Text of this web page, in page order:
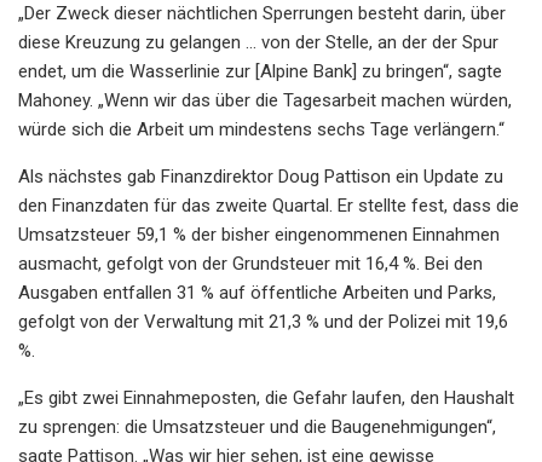
„Der Zweck dieser nächtlichen Sperrungen besteht darin, über
diese Kreuzung zu gelangen … von der Stelle, an der der Spur
endet, um die Wasserlinie zur [Alpine Bank] zu bringen“, sagte
Mahoney. „Wenn wir das über die Tagesarbeit machen würden,
würde sich die Arbeit um mindestens sechs Tage verlängern.“
Als nächstes gab Finanzdirektor Doug Pattison ein Update zu
den Finanzdaten für das zweite Quartal. Er stellte fest, dass die
Umsatzsteuer 59,1 % der bisher eingenommenen Einnahmen
ausmacht, gefolgt von der Grundsteuer mit 16,4 %. Bei den
Ausgaben entfallen 31 % auf öffentliche Arbeiten und Parks,
gefolgt von der Verwaltung mit 21,3 % und der Polizei mit 19,6
%.
„Es gibt zwei Einnahmeposten, die Gefahr laufen, den Haushalt
zu sprengen: die Umsatzsteuer und die Baugenehmigungen“,
sagte Pattison. „Was wir hier sehen, ist eine gewisse